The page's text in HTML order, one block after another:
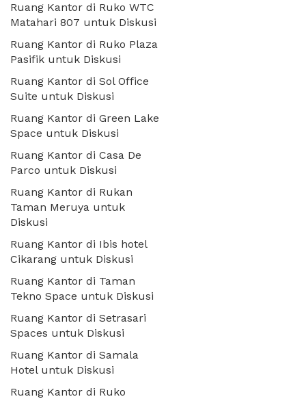
Ruang Kantor di Ruko WTC
Matahari 807 untuk Diskusi
Ruang Kantor di Ruko Plaza
Pasifik untuk Diskusi
Ruang Kantor di Sol Office
Suite untuk Diskusi
Ruang Kantor di Green Lake
Space untuk Diskusi
Ruang Kantor di Casa De
Parco untuk Diskusi
Ruang Kantor di Rukan
Taman Meruya untuk
Diskusi
Ruang Kantor di Ibis hotel
Cikarang untuk Diskusi
Ruang Kantor di Taman
Tekno Space untuk Diskusi
Ruang Kantor di Setrasari
Spaces untuk Diskusi
Ruang Kantor di Samala
Hotel untuk Diskusi
Ruang Kantor di Ruko